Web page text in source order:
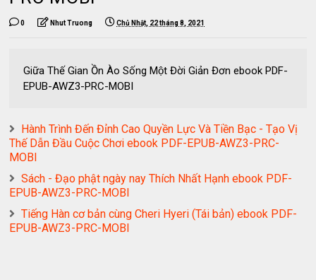
0 Nhut Truong Chủ Nhật, 22 tháng 8, 2021
Giữa Thế Gian Ồn Ào Sống Một Đời Giản Đơn ebook PDF-
EPUB-AWZ3-PRC-MOBI
Hành Trình Đến Đỉnh Cao Quyền Lực Và Tiền Bạc - Tạo Vị
Thế Dẫn Đầu Cuộc Chơi ebook PDF-EPUB-AWZ3-PRC-
MOBI
Sách - Đạo phật ngày nay Thích Nhất Hạnh ebook PDF-
EPUB-AWZ3-PRC-MOBI
Tiếng Hàn cơ bản cùng Cheri Hyeri (Tái bản) ebook PDF-
EPUB-AWZ3-PRC-MOBI